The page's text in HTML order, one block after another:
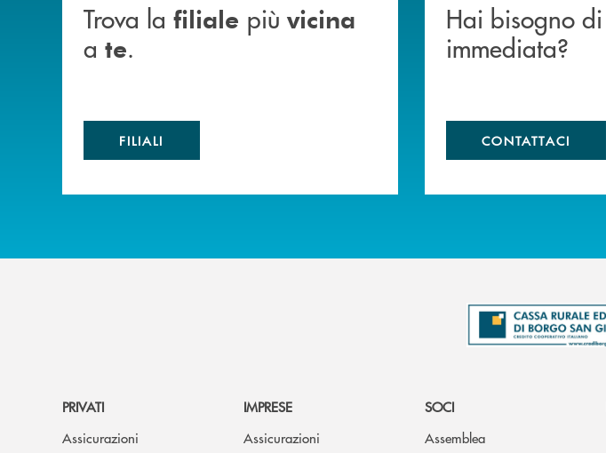
Trova la filiale più vicina
a te.
FILIALI
Hai bisogno di
immediata?
CONTATTACI
PRIVATI
Assicurazioni
IMPRESE
Assicurazioni
SOCI
Assemblea